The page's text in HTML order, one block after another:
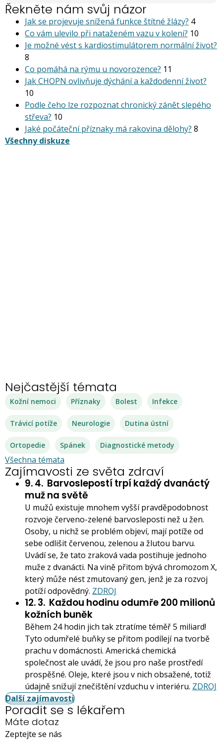
Řekněte nám svůj názor
Jak se projevuje snížená funkce štítné žlázy? 4
Co vám ulevilo při nataženém vazu v koleni? 10
Je možné vést s kardiostimu­látorem normální život?
8
Co pomáhá na rýmu u novorozence? 11
Jak CHOPN ovlivňuje dýchání a každodenní život?
10
Podle čeho lze rozpoznat chronický zánět slepého
střeva? 10
Jaké počáteční příznaky má rakovina dělohy? 8
Všechny diskuze
Nejčastější témata
Kožní nemoci Příznaky Bolest Infekce
Trávicí potíže Neurologie Dutina ústní
Ortopedie Spánek Diagnostické metody
Všechna témata
Zajímavosti ze světa zdraví
9. 4. Barvoslepostí trpí každý dvanáctý
muž na světě
U mužů existuje mnohem vyšší pravděpodobnost
rozvoje červeno-zelené barvosleposti než u žen.
Osoby, u nichž se problém objeví, mají potíže od
sebe odlišit červenou, zelenou a žlutou barvu.
Uvádí se, že tato zraková vada postihuje jednoho
muže z dvanácti. Na vině přitom bývá chromozom X,
který může nést zmutovaný gen, jenž je za rozvoj
potíží odpovědný. ZDROJ
12. 3. Každou hodinu odumře 200 milionů
kožních buněk
Během 24 hodin jich tak ztratíme téměř 5 miliard!
Tyto odumřelé buňky se přitom podílejí na tvorbě
prachu v domácnosti. Americká chemická
společnost ale uvádí, že jsou pro naše prostředí
prospěšné. Oleje, které jsou v nich obsažené, totiž
údajně snižují znečištění vzduchu v interiéru. ZDROJ
Další zajímavosti
Poradit se s lékařem
Máte dotaz
Zeptejte se nás